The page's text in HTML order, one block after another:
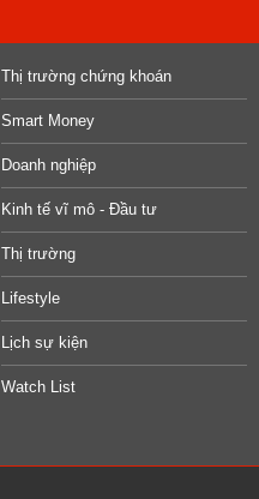
Thị trường chứng khoán
Smart Money
Doanh nghiệp
Kinh tế vĩ mô - Đầu tư
Thị trường
Lifestyle
Lịch sự kiện
Watch List